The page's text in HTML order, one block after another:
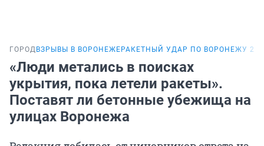
ГОРОД ВЗРЫВЫ В ВОРОНЕЖЕ РАКЕТНЫЙ УДАР ПО ВОРОНЕЖУ 22
«Люди метались в поисках
укрытия, пока летели ракеты».
Поставят ли бетонные убежища на
улицах Воронежа